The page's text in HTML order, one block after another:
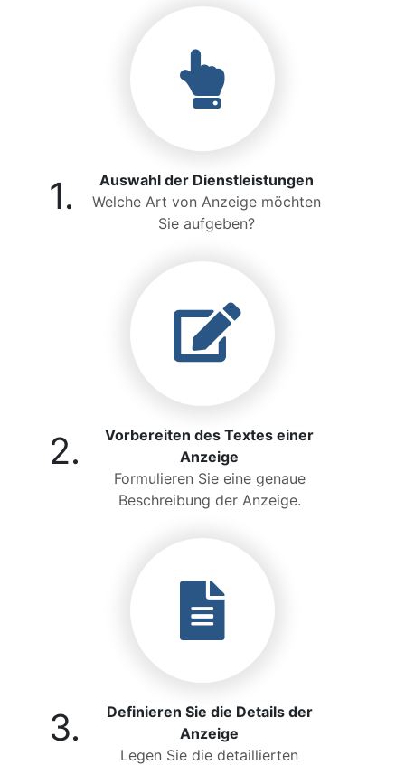
1.
Auswahl der Dienstleistungen
Welche Art von Anzeige möchten
Sie aufgeben?
2.
Vorbereiten des Textes einer
Anzeige
Formulieren Sie eine genaue
Beschreibung der Anzeige.
3.
Definieren Sie die Details der
Anzeige
Legen Sie die detaillierten